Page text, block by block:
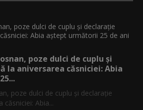
poze dulci de cuplu și
la aniversarea căsniciei: Abia
poze dulci de cuplu și declarație
căsniciei: Abia...